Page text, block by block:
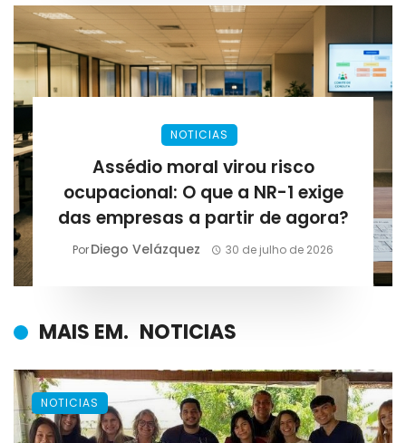
NOTICIAS
Assédio moral virou risco
ocupacional: O que a NR-1 exige
das empresas a partir de agora?
PorDiego Velázquez 30 de julho de 2026
MAIS EM. NOTICIAS
NOTICIAS